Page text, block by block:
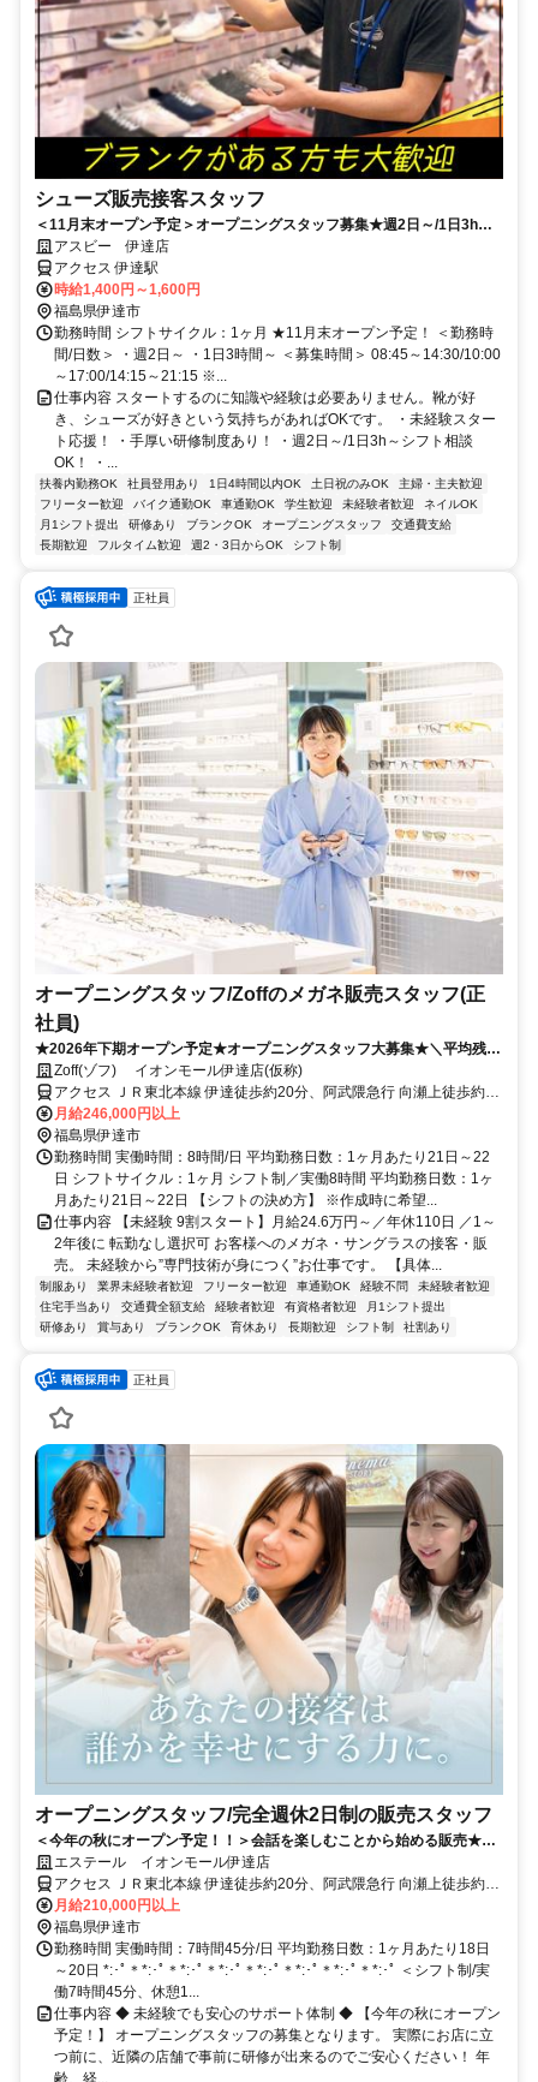
シューズ販売接客スタッフ
＜11月末オープン予定＞オープニングスタッフ募集★週2日～/1日3h～/
短時間～フルタイムまで柔軟対応！嬉しいスタッフ割引も◎
アスビー 伊達店
アクセス 伊達駅
時給1,400円～1,600円
福島県伊達市
勤務時間 シフトサイクル：1ヶ月 ★11月末オープン予定！ ＜勤務時
間/日数＞ ・週2日～ ・1日3時間～ ＜募集時間＞ 08:45～14:30/10:00
～17:00/14:15～21:15 ※...
仕事内容 スタートするのに知識や経験は必要ありません。靴が好
き、シューズが好きという気持ちがあればOKです。 ・未経験スター
ト応援！ ・手厚い研修制度あり！ ・週2日～/1日3h～シフト相談
OK！ ・...
扶養内勤務OK 社員登用あり 1日4時間以内OK 土日祝のみOK
主婦・主夫歓迎
フリーター歓迎
バイク通勤OK 車通勤OK 学生歓迎 未経験者歓迎
ネイルOK
月1シフト提出
研修あり ブランクOK オープニングスタッフ
交通費支給
長期歓迎
フルタイム歓迎 週2・3日からOK シフト制
正社員
オープニングスタッフ/Zoffのメガネ販売スタッフ(正
社員)
★2026年下期オープン予定★オープニングスタッフ大募集★＼平均残業
時間10時間未満／初年度年収400万以上可★業界未経験入社90%★充実
したOJTあり★面接2回で内定まで1カ月以内★
Zoff(ゾフ) イオンモール伊達店(仮称)
アクセス ＪＲ東北本線 伊達徒歩約20分、阿武隈急行 向瀬上徒歩約44
分、ＪＲ東北本線 桑折徒歩約47分 伊達駅（JR）周辺 ※マイカー通勤
可能
月給246,000円以上
福島県伊達市
勤務時間 実働時間：8時間/日 平均勤務日数：1ヶ月あたり21日～22
日 シフトサイクル：1ヶ月 シフト制／実働8時間 平均勤務日数：1ヶ
月あたり21日～22日 【シフトの決め方】 ※作成時に希望...
仕事内容 【未経験 9割スタート】月給24.6万円～／年休110日 ／1～
2年後に 転勤なし選択可 お客様へのメガネ・サングラスの接客・販
売。 未経験から”専門技術が身につく”お仕事です。 【具体...
制服あり 業界未経験者歓迎 フリーター歓迎 車通勤OK 経験不問
未経験者歓迎
住宅手当あり
交通費全額支給 経験者歓迎 有資格者歓迎
月1シフト提出
研修あり
賞与あり ブランクOK 育休あり 長期歓迎 シフト制 社割あり
正社員
オープニングスタッフ/完全週休2日制の販売スタッフ
＜今年の秋にオープン予定！！＞会話を楽しむことから始める販売★未
経験歓迎★女性活躍中★ほぼ残業なし★年間休日120日＋リフレッシュ
休暇＆アニバーサリー休暇も★/系列ブランド店舗数 業界最大規模／東
証スタンダード企業で安定勤務♪
エステール イオンモール伊達店
アクセス ＪＲ東北本線 伊達徒歩約20分、阿武隈急行 向瀬上徒歩約44
分、ＪＲ東北本線 桑折徒歩約47分 ＪＲ東北本線 伊達徒歩約20分
月給210,000円以上
福島県伊達市
勤務時間 実働時間：7時間45分/日 平均勤務日数：1ヶ月あたり18日
～20日 *:･ﾟ＊*:･ﾟ＊*:･ﾟ＊*:･ﾟ＊*:･ﾟ＊*:･ﾟ＊*:･ﾟ＊*:･ﾟ ＜シフト制/実
働7時間45分、休憩1...
仕事内容 ◆ 未経験でも安心のサポート体制 ◆ 【今年の秋にオープン
予定！】 オープニングスタッフの募集となります。 実際にお店に立
つ前に、近隣の店舗で事前に研修が出来るのでご安心ください！ 年